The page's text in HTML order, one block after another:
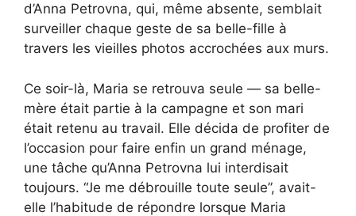
d’Anna Petrovna, qui, même absente, semblait
surveiller chaque geste de sa belle-fille à
travers les vieilles photos accrochées aux murs.
Ce soir-là, Maria se retrouva seule — sa belle-
mère était partie à la campagne et son mari
était retenu au travail. Elle décida de profiter de
l’occasion pour faire enfin un grand ménage,
une tâche qu’Anna Petrovna lui interdisait
toujours. “Je me débrouille toute seule”, avait-
elle l’habitude de répondre lorsque Maria